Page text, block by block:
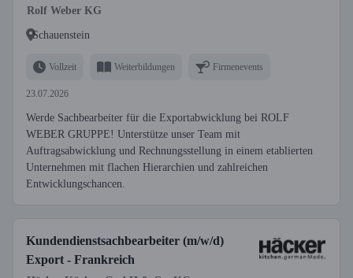
Rolf Weber KG
Schauenstein
Vollzeit Weiterbildungen Firmenevents
23.07.2026
Werde Sachbearbeiter für die Exportabwicklung bei ROLF
WEBER GRUPPE! Unterstütze unser Team mit
Auftragsabwicklung und Rechnungsstellung in einem etablierten
Unternehmen mit flachen Hierarchien und zahlreichen
Entwicklungschancen.
Kundendienstsachbearbeiter (m/w/d)
Export - Frankreich